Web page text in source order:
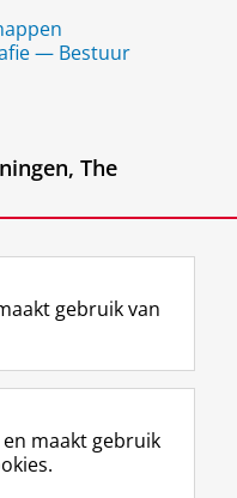
— Bestuur
The
L
i
k
e
R
S
-
f
I
n
t
Y
o
T
gebruik van
maakt gebruik